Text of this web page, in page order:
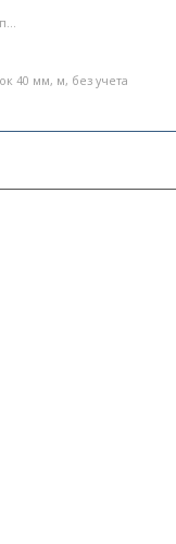
40 мм, м, без учета